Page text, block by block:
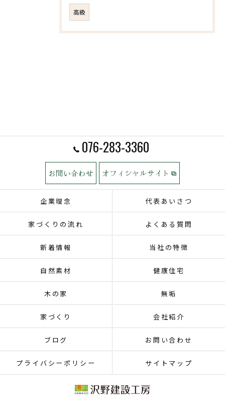
高級
076-283-3360
お問い合わせ オフィシャルサイト
企業理念 代表あいさつ
家づくりの流れ よくある質問
新着情報 当社の特徴
自然素材 健康住宅
木の家 無垢
家づくり 会社紹介
ブログ お問い合わせ
プライバシーポリシー サイトマップ